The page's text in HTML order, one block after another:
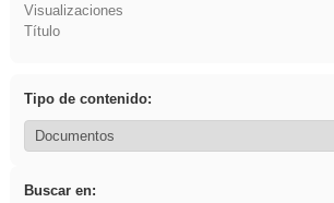
Visualizaciones
Título
Tipo de contenido:
Buscar en: